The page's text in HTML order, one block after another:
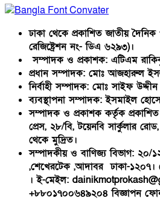
ঢাকা থেকে প্রকাশিত জাতীয়
রেজিষ্ট্রেশন নং- ডিএ ৬২৯৩)।
সম্পাদক ও প্রকাশক: এটিএম
প্রধান সম্পাদক: মোঃ আজহারুল
নির্বাহী সম্পাদক: মোঃ সাইফ
ব্যবস্থাপনা সম্পাদক: ইসমাইল
সম্পাদক ও প্রকাশক কর্তৃক
প্রেস, ২৮/বি, টয়েনবি সার্কুলার
থেকে মুদ্রিত।
সম্পাদকীয় ও বাণিজ্য বিভাগ: ২০/
,শেখেরটেক ,আদাবর ঢাকা-
। ই-মেইল:
+৮৮০১৭০০৬৪৯২০৪ বিজ্ঞাপন